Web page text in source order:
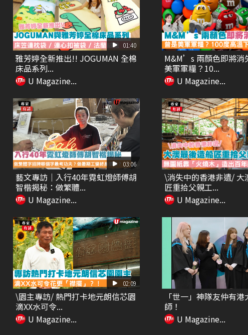
01:40
雅芳婷全新推出!! JOGUMAN 全棉
床品系列...
U Magazine...
M&M’s 兩顏色即將消
美軍軍糧？10...
U Magazine...
03:06
藝文專訪｜入行40年霓虹燈師傅胡
智楷揭秘：做繁體...
U Magazine...
\消失中的香港非遺/ 大
匠重拾父親工...
U Magazine...
02:09
\園主專訪/ 熱門打卡地元朗信芯園
滴XX水可令...
U Magazine...
「世一」神隊友仲有港
師！
U Magazine...